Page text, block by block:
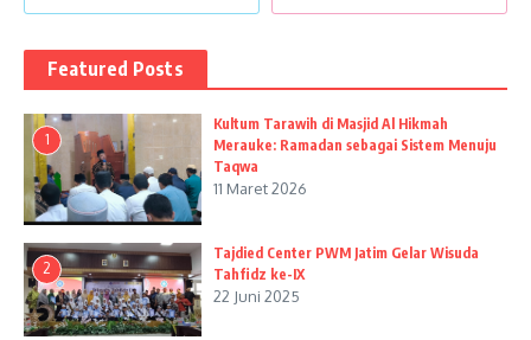
Featured Posts
1
Kultum Tarawih di Masjid Al Hikmah
Merauke: Ramadan sebagai Sistem Menuju
Taqwa
11 Maret 2026
2
Tajdied Center PWM Jatim Gelar Wisuda
Tahfidz ke-IX
22 Juni 2025